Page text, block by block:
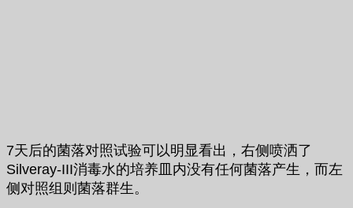
7天后的菌落对照试验可以明显看出，右侧喷洒了
Silveray-III消毒水的培养皿内没有任何菌落产生，而左
侧对照组则菌落群生。